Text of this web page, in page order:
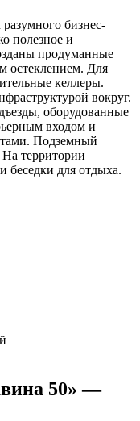
бизнес-
полезное и
продуманные
остеклением. Для
келлеры.
вокруг.
оборудованные
входом и
Подземный
территории
беседки для отдыха.
50» —